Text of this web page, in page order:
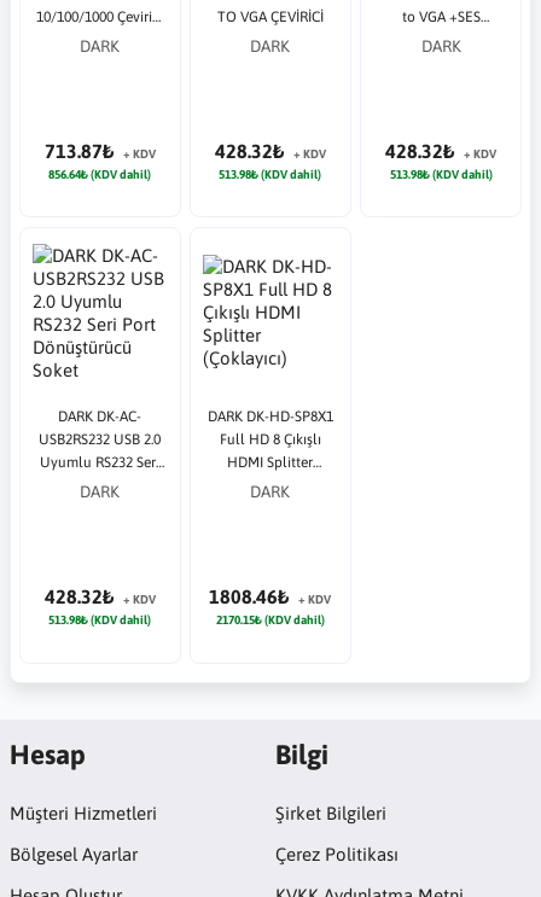
10/100/1000 Çevirici
Adaptör
DARK
713.87₺
+ KDV
856.64₺ (KDV dahil)
TO VGA ÇEVİRİCİ
DARK
428.32₺
+ KDV
513.98₺ (KDV dahil)
to VGA +SES
Dönüştürücü
DARK
428.32₺
+ KDV
513.98₺ (KDV dahil)
DARK DK-AC-
USB2RS232 USB 2.0
Uyumlu RS232 Seri
Port Dönüştürücü
DARK
428.32₺
+ KDV
513.98₺ (KDV dahil)
DARK DK-HD-SP8X1
Full HD 8 Çıkışlı
HDMI Splitter
(Çoklayıcı)
DARK
1808.46₺
+ KDV
2170.15₺ (KDV dahil)
Hesap
Müşteri Hizmetleri
Bölgesel Ayarlar
Bilgi
Şirket Bilgileri
Çerez Politikası